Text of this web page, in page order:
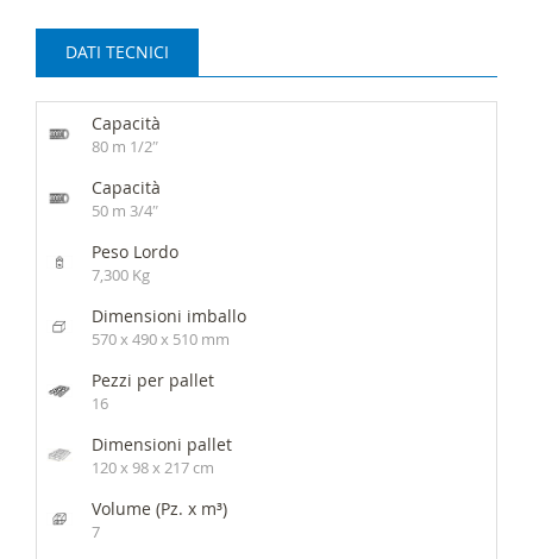
DATI TECNICI
Capacità
80 m 1/2″
Capacità
50 m 3/4″
Peso Lordo
7,300 Kg
Dimensioni imballo
570 x 490 x 510 mm
Pezzi per pallet
16
Dimensioni pallet
120 x 98 x 217 cm
Volume (Pz. x m³)
7